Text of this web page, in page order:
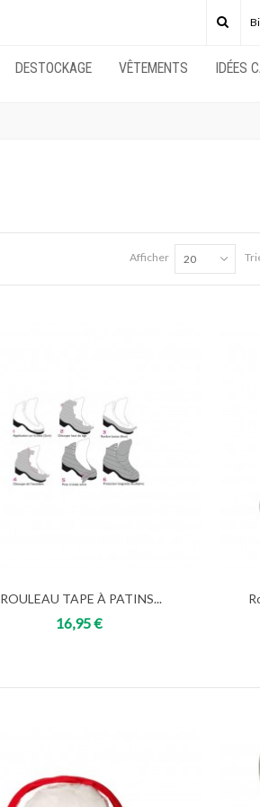
DESTOCKAGE VÊTEMENTS IDÉES
Afficher 20
Add to cart
ROULEAU TAPE À PATINS...
16,95 €